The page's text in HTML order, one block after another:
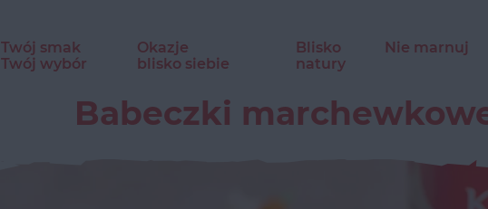
Twój smak
Twój wybór
Okazje
blisko siebie
Blisko
natury
Nie marnuj
Babeczki